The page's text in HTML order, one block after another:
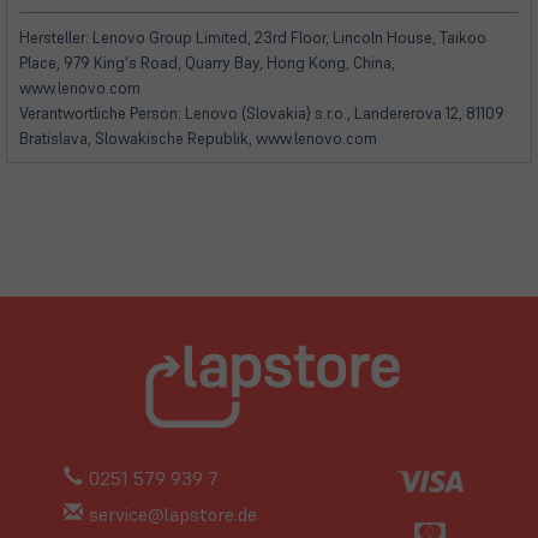
in
neuem
Tab)
in
neuem
Tab)
Hersteller: Lenovo Group Limited, 23rd Floor, Lincoln House, Taikoo
Place, 979 King's Road, Quarry Bay, Hong Kong, China,
www.lenovo.com
Verantwortliche Person: Lenovo (Slovakia) s.r.o., Landererova 12, 81109
Bratislava, Slowakische Republik, www.lenovo.com
0251 579 939 7
service@lapstore.de